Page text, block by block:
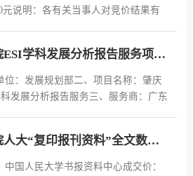
元说明：各有关当事人对竞价结果有
单位：肇庆学院联...
肇庆学院ESI学科发展分析报告服务项目结果公告
位：发展规划部二、项目名称：肇庆
发展分析报告服务三、服务商：广东
大学利用其已经购...
肇庆学院人大“复印报刊资料”全文数据库项目 竞价结果公告(JJ24121115055517)
中国人民大学书报资料中心成交价：